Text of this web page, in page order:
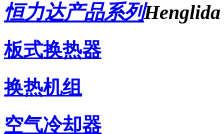
恒力达产品系列
板式换热器
换热机组
空气冷却器